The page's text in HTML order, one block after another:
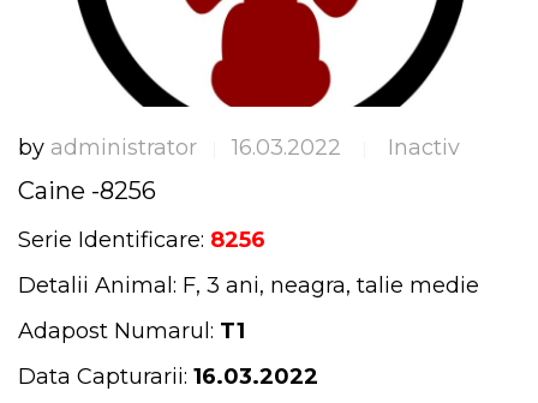
by administrator 16.03.2022 Inactiv
Caine -8256
Serie Identificare: 8256
Detalii Animal: F, 3 ani, neagra, talie medie
Adapost Numarul: T1
Data Capturarii: 16.03.2022